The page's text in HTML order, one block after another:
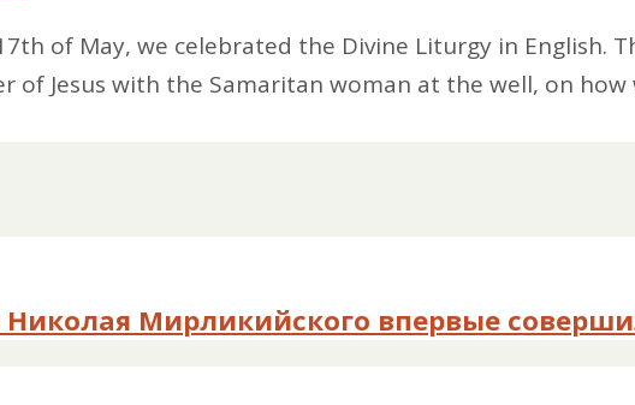
of May, we celebrated the Divine Liturgy in English.
of Jesus with the Samaritan woman at the well, on
Николая Мирликийского впервые